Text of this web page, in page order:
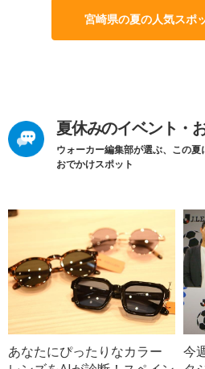
宮崎県の夏の人気スポ
夏休みのイベント・
ウォーカー編集部が選ぶ、この
おでかけスポット
あなたにぴったりなカラー
今